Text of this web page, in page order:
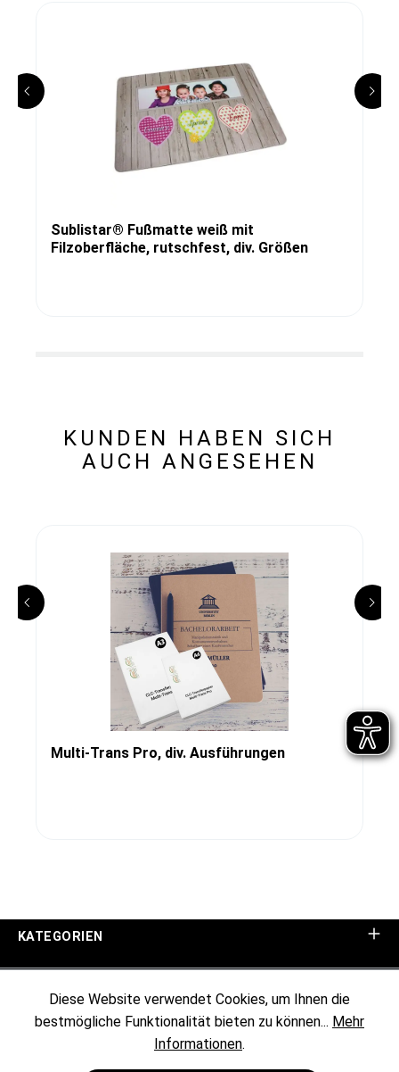
Sublistar® Fußmatte weiß mit
Filzoberfläche, rutschfest, div. Größen
KUNDEN HABEN SICH
AUCH ANGESEHEN
Multi-Trans Pro, div. Ausführungen
KATEGORIEN
KUNDENINFORMATIONEN
Diese Website verwendet Cookies, um Ihnen die
bestmögliche Funktionalität bieten zu können... Mehr
Informationen.